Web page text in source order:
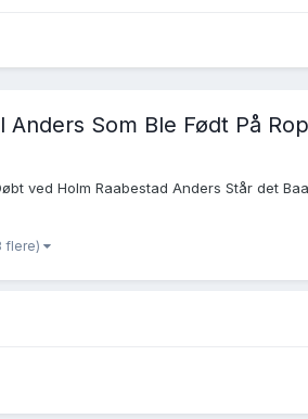
Som Ble Født På
ved Holm Raabestad Anders Står det
flere)